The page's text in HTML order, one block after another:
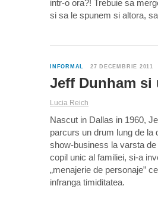
intr-o ora?! Trebuie sa
si sa le spunem si altora,
INFORMAL 27 DECEMBRIE 2011
Jeff Dunham si
Lucia Reich
Nascut in Dallas in 1960,
parcurs un drum lung de la
show-business la varsta
copil unic al familiei, si-a
„menajerie de personaje”
infranga timiditatea.